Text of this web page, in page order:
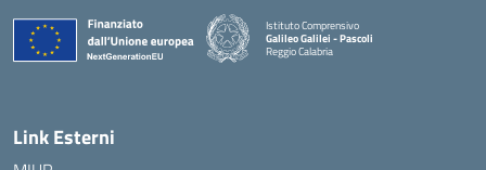
Istituto Comprensivo
Galileo Galilei - Pascoli
Reggio Calabria
Link Esterni